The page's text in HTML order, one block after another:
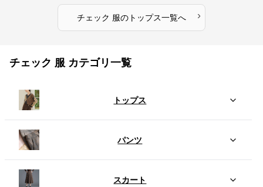
チェック 服のトップス一覧へ ›
チェック 服 カテゴリ一覧
トップス
パンツ
スカート